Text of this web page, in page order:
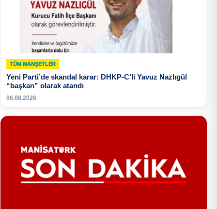
TÜM MANŞETLER
Yeni Parti’de skandal karar: DHKP-C’li Yavuz Nazlıgül
“başkan” olarak atandı
06.08.2026